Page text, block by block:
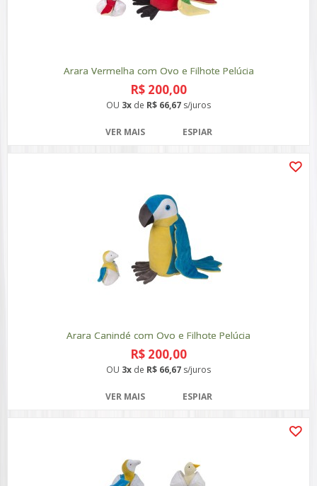
Arara Vermelha com Ovo e Filhote Pelúcia
R$ 200,00
OU 3x de R$ 66,67 s/juros
VER MAIS ESPIAR
Arara Canindé com Ovo e Filhote Pelúcia
R$ 200,00
OU 3x de R$ 66,67 s/juros
VER MAIS ESPIAR